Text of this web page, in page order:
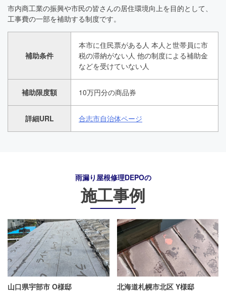
市内商工業の振興や市民の皆さんの居住環境向上を目的として、
工事費の一部を補助する制度です。
補助条件
本市に住民票がある人 本人と世帯員に市
税の滞納がない人 他の制度による補助金
などを受けていない人
補助限度額 10万円分の商品券
詳細URL 合志市自治体ページ
雨漏り屋根修理DEPOの
施工事例
山口県宇部市 O様邸 北海道札幌市北区 Y様邸